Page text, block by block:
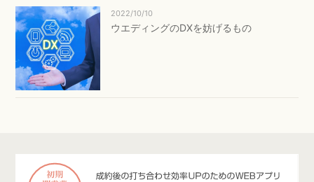
2022/10/10
ウエディングのDXを妨げるもの